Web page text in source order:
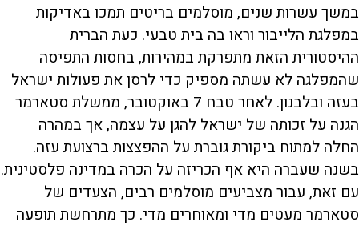
במשך עשרות שנים, מוסלמים בריטים תמכו באדיקות
במפלגת הלייבור וראו בה בית טבעי. כעת הברית
ההיסטורית הזאת מתפרקת במהירות, בחסות התפיסה
שהמפלגה לא עשתה מספיק כדי לרסן את פעולות ישראל
בעזה ובלבנון. לאחר טבח 7 באוקטובר, ממשלת סטארמר
הגנה על זכותה של ישראל להגן על עצמה, אך במהרה
החלה למתוח ביקורת גוברת על ההפצצות ברצועת עזה.
בשנה שעברה היא אף הכריזה על הכרה במדינה פלסטינית.
עם זאת, עבור מצביעים מוסלמים רבים, הצעדים של
סטארמר מעטים מדי ומאוחרים מדי. כך מתרחשת תופעה